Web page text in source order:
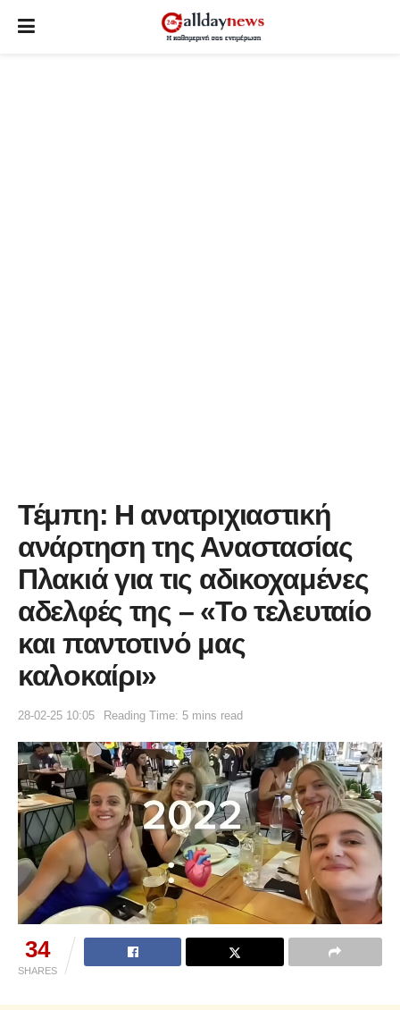
Τέμπη: Η ανατριχιαστική
ανάρτηση της Αναστασίας
Πλακιά για τις αδικοχαμένες
αδελφές της – «Το τελευταίο
και παντοτινό μας
καλοκαίρι»
28-02-25 10:05 Reading Time: 5 mins read
34
SHARES